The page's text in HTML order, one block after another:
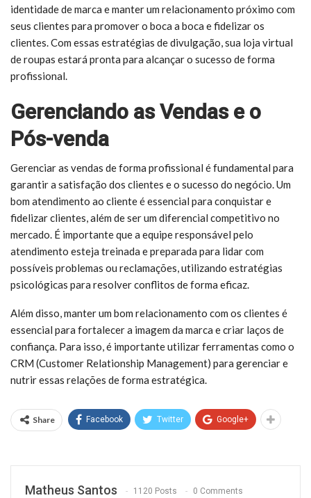
identidade de marca e manter um relacionamento próximo com
seus clientes para promover o boca a boca e fidelizar os
clientes. Com essas estratégias de divulgação, sua loja virtual
de roupas estará pronta para alcançar o sucesso de forma
profissional.
Gerenciando as Vendas e o
Pós-venda
Gerenciar as vendas de forma profissional é fundamental para
garantir a satisfação dos clientes e o sucesso do negócio. Um
bom atendimento ao cliente é essencial para conquistar e
fidelizar clientes, além de ser um diferencial competitivo no
mercado. É importante que a equipe responsável pelo
atendimento esteja treinada e preparada para lidar com
possíveis problemas ou reclamações, utilizando estratégias
psicológicas para resolver conflitos de forma eficaz.
Além disso, manter um bom relacionamento com os clientes é
essencial para fortalecer a imagem da marca e criar laços de
confiança. Para isso, é importante utilizar ferramentas como o
CRM (Customer Relationship Management) para gerenciar e
nutrir essas relações de forma estratégica.
Share Facebook Twitter Google+
Matheus Santos 1120 Posts 0 Comments